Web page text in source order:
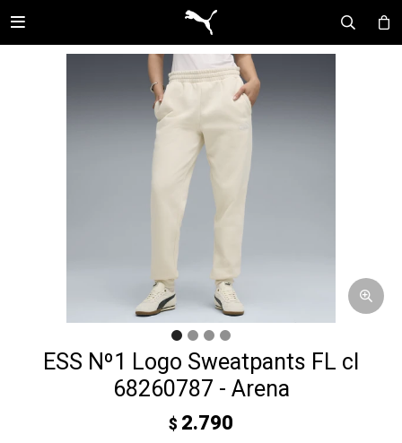

ESS Nº1 Logo Sweatpants FL cl
68260787 - Arena
$ 2.790